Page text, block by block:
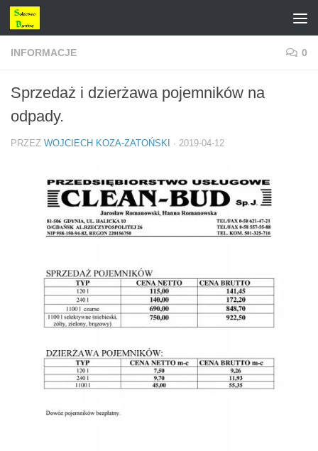
Przejdź do treści
INFORMACJE 0
Sprzedaż i dzierżawa pojemników na
odpady.
PRZEZ WOJCIECH KOZA-ZATOŃSKI · 2019-04-12